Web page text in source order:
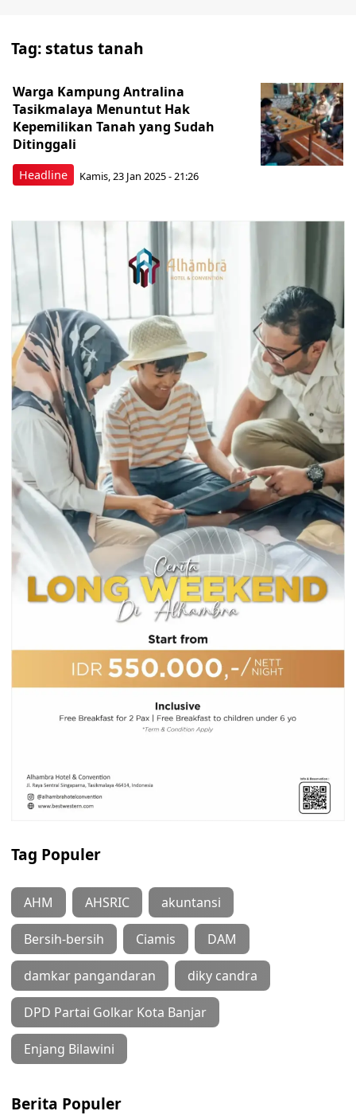
Tag:status tanah
Headline
Warga Kampung Antralina
Tasikmalaya Menuntut Hak
Kepemilikan Tanah yang Sudah
Ditinggali
Kamis, 23 Jan 2025 - 21:26
Tag Populer
AHM AHSRIC akuntansi
Bersih-bersih Ciamis DAM
damkar pangandaran diky candra
DPD Partai Golkar Kota Banjar
Enjang Bilawini
Berita Populer